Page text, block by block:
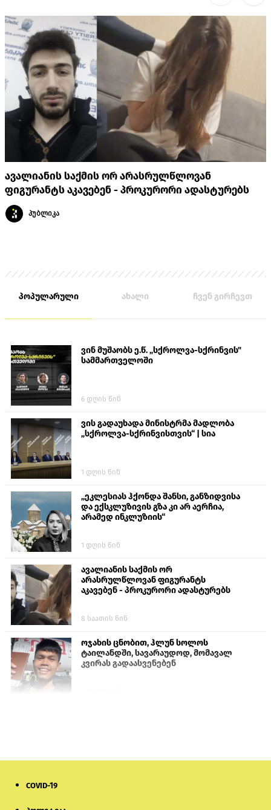
ავალიანის საქმის ორ არასრულწლოვან
ფიგურანტს აკავებენ - პროკურორი ადასტურებს
პუბლიკა
პოპულარული ახალი ჩვენ გირჩევთ
ვინ მუშაობს ე.წ. „სქროლვა-სქრინვის"
სამმართველოში
6 დღის წინ
ვის გადაუხადა მინისტრმა მადლობა
„სქროლვა-სქრინვისთვის“ | სია
1 დღის წინ
„ეკლესიას ჰქონდა შანსი, განზიდვისა
და ექსკლუზივის გზა კი არ აერჩია,
არამედ ინკლუზიის“
1 დღის წინ
ავალიანის საქმის ორ
არასრულწლოვან ფიგურანტს
აკავებენ - პროკურორი ადასტურებს
8 საათის წინ
ოჯახის ცნობით, ჰლუნ სოლოს
ტაილანდში, სავარაუდოდ, მომავალ
კვირას გადაასვენებენ
COVID-19